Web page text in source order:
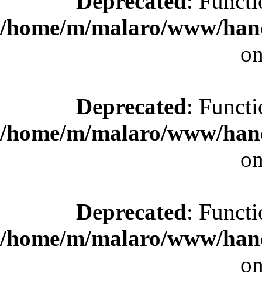
/home/m/malaro/www/
Deprecated:
/home/m/malaro/www/
Deprecated:
/home/m/malaro/www/